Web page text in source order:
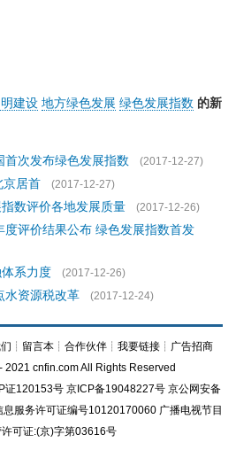
建设 地方绿色发展 绿色发展指数 的新
首次发布绿色发展指数
(2017-12-27)
京居首
(2017-12-27)
数评价各地发展质量
(2017-12-26)
评价结果公布 绿色发展指数首发
系力度
(2017-12-26)
水资源税改革 (2017-12-24)
┊ 留言本 ┊ 合作伙伴 ┊ 我要链接 ┊ 广告招商
cnfin.com All Rights Reserved
证120153号 京ICP备19048227号 京公网安备
服务许可证编号10120170060 广播电视节目
可证:(京)字第03616号